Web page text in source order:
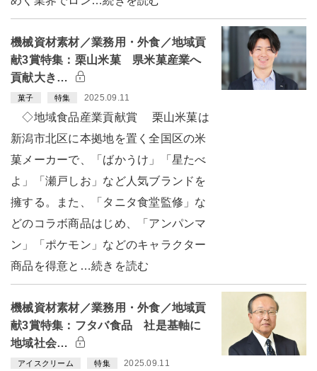
機械資材素材／業務用・外食／地域貢
献3賞特集：栗山米菓 県米菓産業へ
貢献大き…
菓子 特集 2025.09.11
◇地域食品産業貢献賞 栗山米菓は
新潟市北区に本拠地を置く全国区の米
菓メーカーで、「ばかうけ」「星たべ
よ」「瀬戸しお」など人気ブランドを
擁する。また、「タニタ食堂監修」な
どのコラボ商品はじめ、「アンパンマ
ン」「ポケモン」などのキャラクター
商品を得意と…続きを読む
機械資材素材／業務用・外食／地域貢
献3賞特集：フタバ食品 社是基軸に
地域社会…
アイスクリーム 特集 2025.09.11